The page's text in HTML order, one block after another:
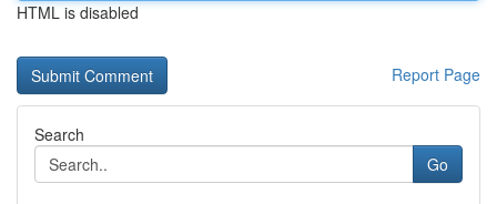
HTML is disabled
Report Page
Search
Go